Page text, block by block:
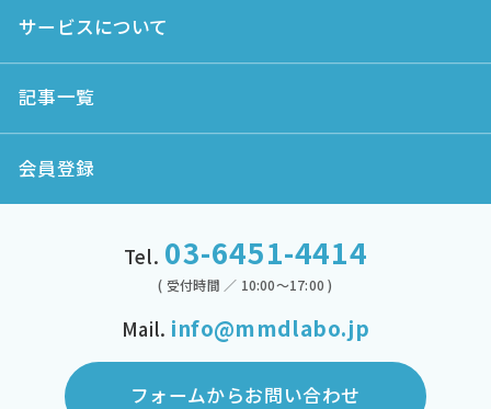
サービスについて
記事一覧
会員登録
Tel. 03-6451-4414
( 受付時間 ／ 10:00～17:00 )
Mail. info@mmdlabo.jp
フォームからお問い合わせ